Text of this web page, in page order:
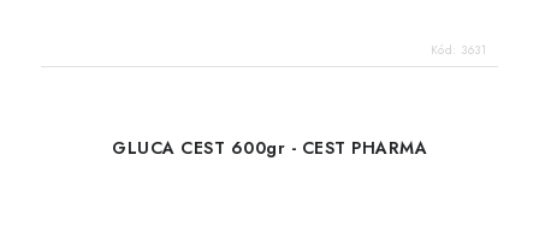
Kód: 3631
GLUCA CEST 600gr - CEST PHARMA